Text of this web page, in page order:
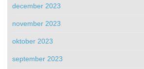
december 2023
november 2023
oktober 2023
september 2023